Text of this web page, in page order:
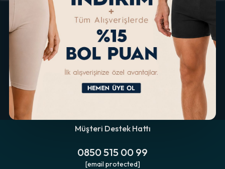
Müşteri Destek Hattı
0850 515 00 99
[email protected]